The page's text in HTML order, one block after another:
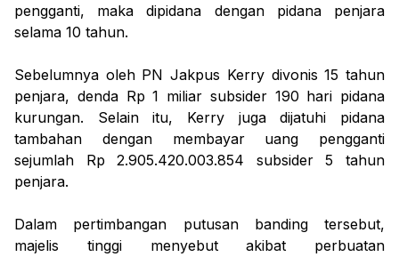
pengganti, maka dipidana dengan pidana penjara
selama 10 tahun.
Sebelumnya oleh PN Jakpus Kerry divonis 15 tahun
penjara, denda Rp 1 miliar subsider 190 hari pidana
kurungan. Selain itu, Kerry juga dijatuhi pidana
tambahan dengan membayar uang pengganti
sejumlah Rp 2.905.420.003.854 subsider 5 tahun
penjara.
Dalam pertimbangan putusan banding tersebut,
majelis tinggi menyebut akibat perbuatan